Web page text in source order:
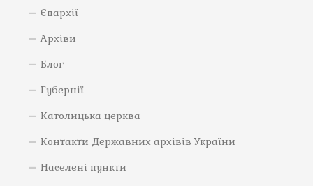
Єпархії
Архіви
Блог
Губернії
Католицька церква
Контакти Державних архівів України
Населені пункти